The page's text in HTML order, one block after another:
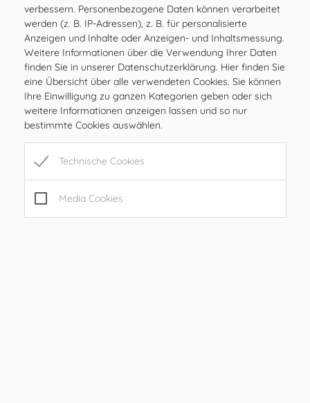
DI
08.00 – 12.00 Uhr
MI
08.00 – 12.00 Uhr
DO
08.00 – 12.00 Uhr
FR
08.00 – 12.00, 15.00 – 17.00 Uhr
SA
geschlossen
SO
geschlossen
Öffnungszeiten
DI
08.00 – 12.00 Uhr
MI
08.00 – 12.00 Uhr
verbessern. Personenbezogene Daten können verarbeitet
werden (z. B. IP-Adressen), z. B. für personalisierte
Anzeigen und Inhalte oder Anzeigen- und Inhaltsmessung.
Weitere Informationen über die Verwendung Ihrer Daten
finden Sie in unserer Datenschutzerklärung. Hier finden Sie
eine Übersicht über alle verwendeten Cookies. Sie können
Ihre Einwilligung zu ganzen Kategorien geben oder sich
weitere Informationen anzeigen lassen und so nur
bestimmte Cookies auswählen.
Technische Cookies
Media Cookies